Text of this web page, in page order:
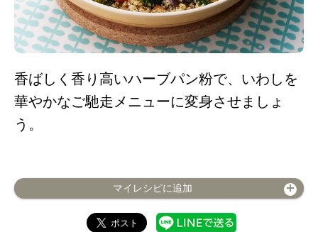
香ばしく香り高いハーブパン粉で、いわしを
華やかなご馳走メニューに変身させましょ
う。
マイレシピに追加